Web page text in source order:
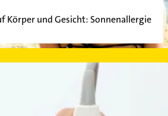
Körper und Gesicht: Sonnenallergie